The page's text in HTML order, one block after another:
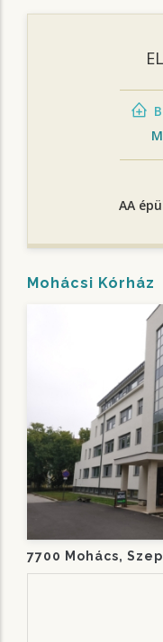
AA
Mohácsi Kórház
7700 Mohács,